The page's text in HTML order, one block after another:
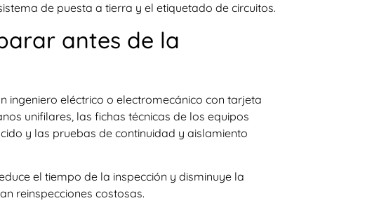
de puesta a tierra y el etiquetado de circuitos.
antes de la
ingeniero eléctrico o electromecánico con tarjeta
unifilares, las fichas técnicas de los equipos
y las pruebas de continuidad y aislamiento
el tiempo de la inspección y disminuye la
reinspecciones costosas.